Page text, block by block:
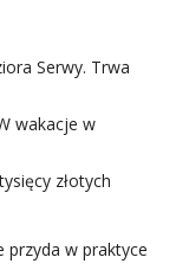
Serwy. Trwa
wakacje w
złotych
przyda w praktyce